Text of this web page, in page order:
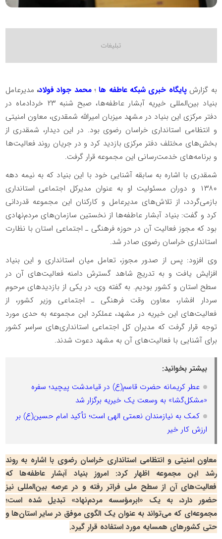
به گزارشپایگاه خبری شبکه عاطفه ها ؛محمد جواد فولاد، مدیرعامل
بنیاد بین‌المللی خیریه آبشار عاطفه‌ها، صبح شنبه ۲۳ خردادماه در
دفتر مرکزی این بنیاد در مشهد میزبان امیرالله شمقدری، معاون امنیتی
و انتظامی استانداری خراسان رضوی بود. در این دیدار، شمقدری از
بخش‌های مختلف دفتر مرکزی بازدید کرد و در جریان روند فعالیت‌ها
و برنامه‌های خدمت‌رسانی این مجموعه قرار گرفت.
شمقدری با اشاره به سابقه آشنایی خود با این بنیاد که به نیمه دهه
۱۳۸۰ و دوران مسئولیت او به عنوان مدیرکل اجتماعی استانداری
بازمی‌گردد، از تلاش‌های مدیرعامل و کارکنان این مجموعه قدردانی
کرد و گفت: بنیاد آبشار عاطفه‌ها از نخستین سازمان‌های مردم‌نهادی
بود که مجوز فعالیت آن در حوزه فرهنگی ـ اجتماعی استان با نظارت
استانداری خراسان رضوی صادر شد.
وی افزود: پس از صدور مجوز، تعامل میان استانداری و این بنیاد
افزایش یافت و به تدریج شاهد گسترش دامنه فعالیت‌های آن در
سطح استان و کشور بودیم. به گفته وی، در یکی از بازدیدهای مرحوم
سردار افشار، معاون وقت فرهنگی ـ اجتماعی وزیر کشور، از
فعالیت‌های این خیریه در مشهد، عملکرد این مجموعه به حدی مورد
توجه قرار گرفت که مدیران کل اجتماعی استانداری‌های سراسر کشور
برای آشنایی با فعالیت‌های آن به مشهد دعوت شدند.
بیشتر بخوانید:
عطر کریمانه حضرت قاسم(ع) در قیامدشت پیچید؛ سفره
«مشکل‌گشا» به وسعت یک خیریه برگزار شد
کمک به نیازمندان نعمتی الهی است؛ تأکید امام حسین(ع) بر
ارزش کار خیر
معاون امنیتی و انتظامی استانداری خراسان رضوی با اشاره به روند
رشد این مجموعه اظهار کرد: امروز بنیاد آبشار عاطفه‌ها که
فعالیت‌های آن از سطح ملی فراتر رفته و در عرصه بین‌المللی نیز
حضور دارد، به یک «ابرمؤسسه مردم‌نهاد» تبدیل شده است؛
مجموعه‌ای که می‌تواند به عنوان یک الگوی موفق در سایر استان‌ها و
حتی کشورهای همسایه مورد استفاده قرار گیرد.